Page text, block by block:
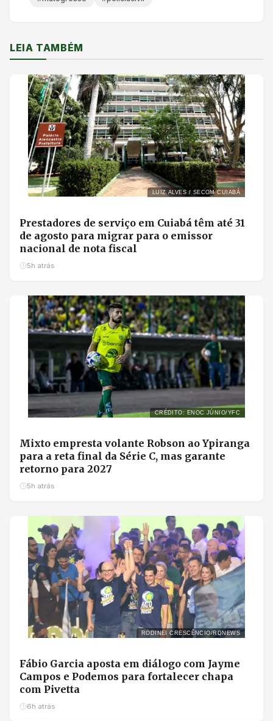
LEIA TAMBÉM
LUIZ ALVES / SECOM CUIABÁ
Prestadores de serviço em Cuiabá têm até 31
de agosto para migrar para o emissor
nacional de nota fiscal
5h atrás
CRÉDITO: ENOC JÚNIO/YFC
Mixto empresta volante Robson ao Ypiranga
para a reta final da Série C, mas garante
retorno para 2027
5h atrás
RODINEI CRESCÊNCIO/RDNEWS
Fábio Garcia aposta em diálogo com Jayme
Campos e Podemos para fortalecer chapa
com Pivetta
6h atrás